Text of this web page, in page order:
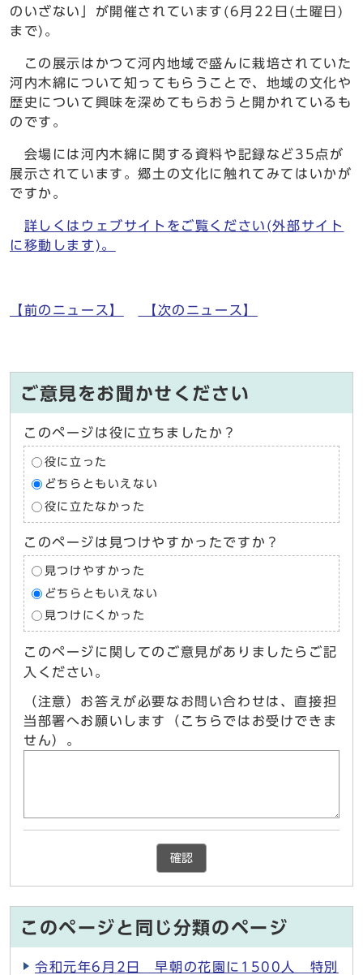
のいざない」が開催されています(6月22日(土曜日)
まで)。
この展示はかつて河内地域で盛んに栽培されていた
河内木綿について知ってもらうことで、地域の文化や
歴史について興味を深めてもらおうと開かれているも
のです。
会場には河内木綿に関する資料や記録など35点が
展示されています。郷土の文化に触れてみてはいかが
ですか。
詳しくはウェブサイトをご覧ください(外部サイト
に移動します)。
【前のニュース】 【次のニュース】
ご意見をお聞かせください
このページは役に立ちましたか？
役に立った
どちらともいえない
役に立たなかった
このページは見つけやすかったですか？
見つけやすかった
どちらともいえない
見つけにくかった
このページに関してのご意見がありましたらご記
入ください。
（注意）お答えが必要なお問い合わせは、直接担
当部署へお願いします（こちらではお受けできま
せん）。
確認
このページと同じ分類のページ
令和元年6月2日 早朝の花園に1500人 特別